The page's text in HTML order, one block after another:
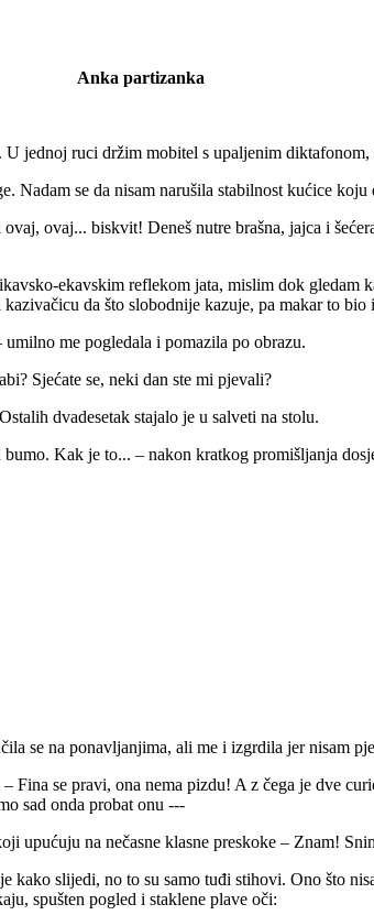
Anka partizanka
jednoj ruci držim mobitel s upaljenim
Nadam se da nisam narušila stabilnost kućice
ovaj... biskvit! Deneš nutre brašna, jajca i
ekavskim reflekom jata, mislim dok gledam
da što slobodnije kazuje, pa makar to bio
umilno me pogledala i pomazila po obrazu.
Sjećate se, neki dan ste mi pjevali?
dvadesetak stajalo je u salveti na stolu.
Kak je to... – nakon kratkog promišljanja
se na ponavljanjima, ali me i izgrdila jer nisam
Fina se pravi, ona nema pizdu! A z čega je dve
sad onda probat onu ---
upućuju na nečasne klasne preskoke – Znam!
slijedi, no to su samo tuđi stihovi. Ono što
spušten pogled i staklene plave oči: